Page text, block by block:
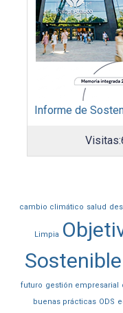
Visitas:
cambio climático salud
Limpia
Sostenible
futuro gestión empresarial
buenas prácticas ODS